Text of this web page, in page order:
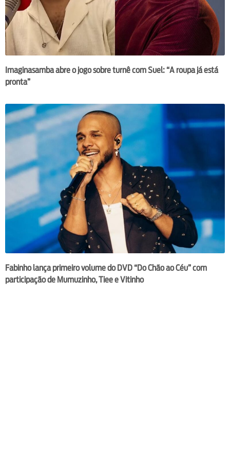
Imaginasamba abre o jogo sobre turnê com Suel: “A roupa já está
pronta”
Fabinho lança primeiro volume do DVD “Do Chão ao Céu” com
participação de Mumuzinho, Tiee e Vitinho